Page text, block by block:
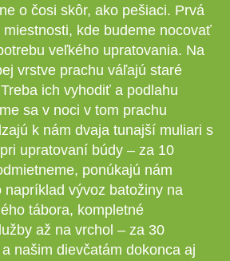
o čosi skôr, ako pešiaci. Prvá
kde budeme nocovať
veľkého upratovania. Na
vrstve prachu váľajú staré
ich vyhodiť a podlahu
sa v noci v tom prachu
k nám dvaja tunajší muliari s
upratovaní búdy – za 10
ponúkajú nám
napríklad vývoz batožiny na
tábora, kompletné
až na vrchol – za 30
našim dievčatám dokonca aj